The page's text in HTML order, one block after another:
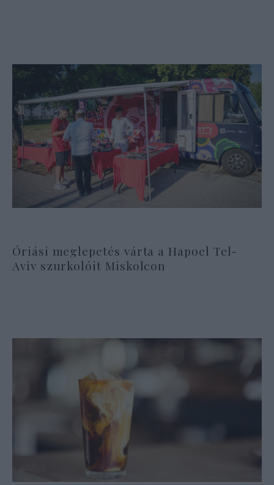
Óriási meglepetés várta a Hapoel Tel-
Aviv szurkolóit Miskolcon